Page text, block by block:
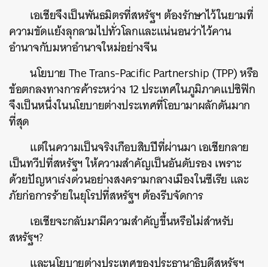
เอเชียจึงเป็นพันธมิตรที่สหรัฐฯ ต้องรักษาไว้ในยามที่
ความขัดแย้งลุกลามไปทั่วโลกและแน่นอนว่าไว้คาน
อำนาจกับมหาอำนาจใหม่อย่างจีน
นโยบาย The Trans-Pacific Partnership (TPP) หรือ
ข้อตกลงทางการค้าระหว่าง 12 ประเทศในภูมิภาคแปซิฟิก
จึงเป็นหนึ่งในนโยบายต่างประเทศที่โอบามาผลักดันมาก
ที่สุด
แต่ในความเป็นจริงเกือบสิบปีที่ผ่านมา เอเชียกลาย
เป็นทวีปที่สหรัฐฯ ให้ความสำคัญเป็นอันดับรอง เพราะ
ด้วยปัญหาเร่งด่วนอย่างสงครามกลางเมืองในซีเรีย และ
ภัยก่อการร้ายในยุโรปที่สหรัฐฯ ต้องรีบจัดการ
เอเชียจะกลับมามีความสำคัญขึ้นหรือไม่สำหรับ
สหรัฐฯ?